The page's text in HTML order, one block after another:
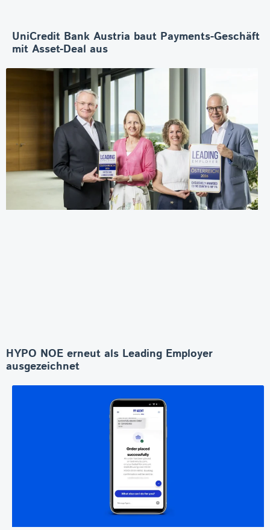
UniCredit Bank Austria baut Payments-Geschäft
mit Asset-Deal aus
HYPO NOE erneut als Leading Employer
ausgezeichnet